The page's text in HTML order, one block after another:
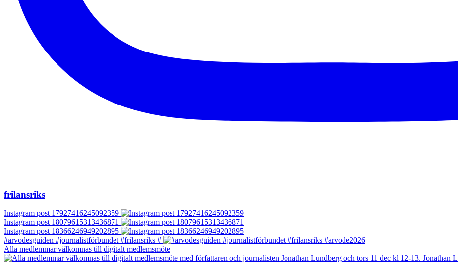
frilansriks
Instagram post 17927416245092359
Instagram post 18079615313436871
Instagram post 18366246949202895
#arvodesguiden #journalistförbundet #frilansriks #
Alla medlemmar välkomnas till digitalt medlemsmöte